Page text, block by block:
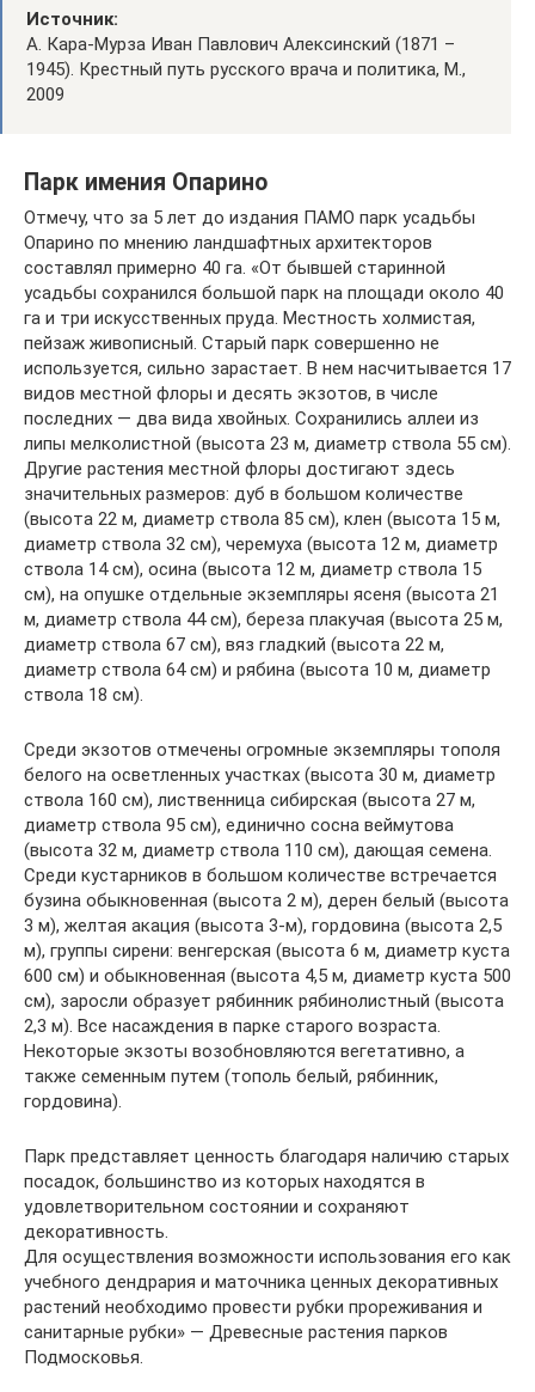
Источник:
А. Кара-Мурза Иван Павлович Алексинский (1871 –
1945). Крестный путь русского врача и политика, М.,
2009
Парк имения Опарино
Отмечу, что за 5 лет до издания ПАМО парк усадьбы
Опарино по мнению ландшафтных архитекторов
составлял примерно 40 га. «От бывшей старинной
усадьбы сохранился большой парк на площади около 40
га и три искусственных пруда. Местность холмистая,
пейзаж живописный. Старый парк совершенно не
используется, сильно зарастает. В нем насчитывается 17
видов местной флоры и десять экзотов, в числе
последних — два вида хвойных. Сохранились аллеи из
липы мелколистной (высота 23 м, диаметр ствола 55 см).
Другие растения местной флоры достигают здесь
значительных размеров: дуб в большом количестве
(высота 22 м, диаметр ствола 85 см), клен (высота 15 м,
диаметр ствола 32 см), черемуха (высота 12 м, диаметр
ствола 14 см), осина (высота 12 м, диаметр ствола 15
см), на опушке отдельные экземпляры ясеня (высота 21
м, диаметр ствола 44 см), береза плакучая (высота 25 м,
диаметр ствола 67 см), вяз гладкий (высота 22 м,
диаметр ствола 64 см) и рябина (высота 10 м, диаметр
ствола 18 см).
Среди экзотов отмечены огромные экземпляры тополя
белого на осветленных участках (высота 30 м, диаметр
ствола 160 см), лиственница сибирская (высота 27 м,
диаметр ствола 95 см), единично сосна веймутова
(высота 32 м, диаметр ствола 110 см), дающая семена.
Среди кустарников в большом количестве встречается
бузина обыкновенная (высота 2 м), дерен белый (высота
3 м), желтая акация (высота 3-м), гордовина (высота 2,5
м), группы сирени: венгерская (высота 6 м, диаметр куста
600 см) и обыкновенная (высота 4,5 м, диаметр куста 500
см), заросли образует рябинник рябинолистный (высота
2,3 м). Все насаждения в парке старого возраста.
Некоторые экзоты возобновляются вегетативно, а
также семенным путем (тополь белый, рябинник,
гордовина).
Парк представляет ценность благодаря наличию старых
посадок, большинство из которых находятся в
удовлетворительном состоянии и сохраняют
декоративность.
Для осуществления возможности использования его как
учебного дендрария и маточника ценных декоративных
растений необходимо провести рубки прореживания и
санитарные рубки» — Древесные растения парков
Подмосковья.